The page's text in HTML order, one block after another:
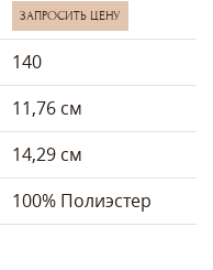
ЗАПРОСИТЬ ЦЕНУ
140
11,76 см
14,29 см
100% Полиэстер